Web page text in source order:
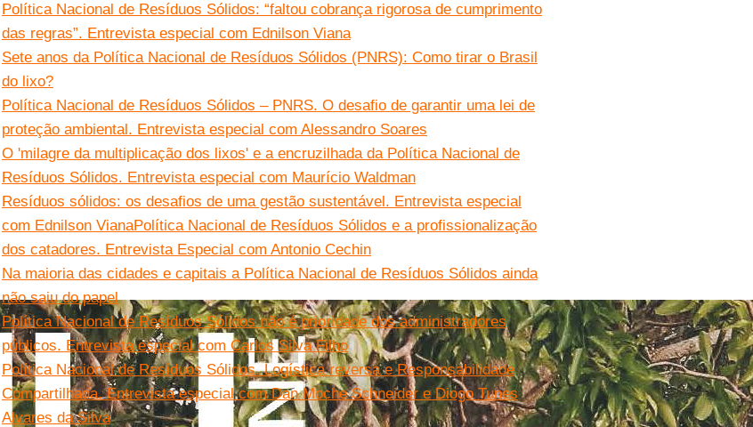
Política Nacional de Resíduos Sólidos: “faltou cobrança rigorosa de cumprimento
das regras”. Entrevista especial com Ednilson Viana
Sete anos da Política Nacional de Resíduos Sólidos (PNRS): Como tirar o Brasil
do lixo?
Política Nacional de Resíduos Sólidos – PNRS. O desafio de garantir uma lei de
proteção ambiental. Entrevista especial com Alessandro Soares
O 'milagre da multiplicação dos lixos' e a encruzilhada da Política Nacional de
Resíduos Sólidos. Entrevista especial com Maurício Waldman
Resíduos sólidos: os desafios de uma gestão sustentável. Entrevista especial
com Ednilson VianaPolítica Nacional de Resíduos Sólidos e a profissionalização
dos catadores. Entrevista Especial com Antonio Cechin
Na maioria das cidades e capitais a Política Nacional de Resíduos Sólidos ainda
não saiu do papel
Política Nacional de Resíduos Sólidos não é prioridade dos administradores
públicos. Entrevista especial com Carlos Silva Filho
Política Nacional de Resíduos Sólidos. Logística reversa e Responsabilidade
Compartilhada. Entrevista especial com Dan Moche Schneider e Diogo Tunes
Alvares da Silva